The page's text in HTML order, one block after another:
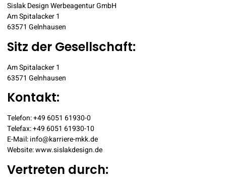
Sislak Design Werbeagentur GmbH
Am Spitalacker 1
63571 Gelnhausen
Sitz der Gesellschaft:
Am Spitalacker 1
63571 Gelnhausen
Kontakt:
Telefon: +49 6051 61930-0
Telefax: +49 6051 61930-10
E-Mail:info@karriere-mkk.de
Website:www.sislakdesign.de
Vertreten durch: